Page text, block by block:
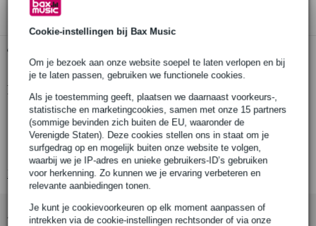
Cookie-instellingen bij Bax Music
Om je bezoek aan onze website soepel te laten verlopen en bij
je te laten passen, gebruiken we functionele cookies.
Als je toestemming geeft, plaatsen we daarnaast voorkeurs-,
statistische en marketingcookies, samen met onze 15 partners
(sommige bevinden zich buiten de EU, waaronder de
Verenigde Staten). Deze cookies stellen ons in staat om je
surfgedrag op en mogelijk buiten onze website te volgen,
waarbij we je IP-adres en unieke gebruikers-ID’s gebruiken
voor herkenning. Zo kunnen we je ervaring verbeteren en
relevante aanbiedingen tonen.
Je kunt je cookievoorkeuren op elk moment aanpassen of
intrekken via de cookie-instellingen rechtsonder of via onze
Alleen geschikt voor:
Productinformatie
songboek voor gitaar
80 klassieke rocknummers
volledige songteksten en akkoordsymbolen
Bekijk alle productspecificaties
Accessoires (8)